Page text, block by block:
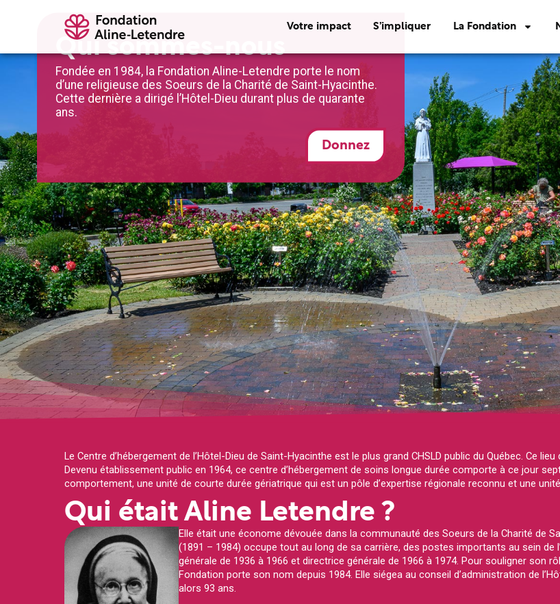
Votre impact S’impliquer La Fondation
Qui sommes-nous
Fondée en 1984, la Fondation Aline-Letendre porte le nom
d’une religieuse des Soeurs de la Charité de Saint-Hyacinthe.
Cette dernière a dirigé l’Hôtel-Dieu durant plus de quarante
ans.
Donnez
Le Centre d’hébergement de l’Hôtel-Dieu de Saint-Hyacinthe est le plus grand CHSLD public du Québec. Ce
Devenu établissement public en 1964, ce centre d’hébergement de soins longue durée comporte à ce jour
comportement, une unité de courte durée gériatrique qui est un pôle d’expertise régionale reconnu et une
Qui était Aline Letendre ?
Elle était une économe dévouée dans la communauté des Soeurs de la Charité de
(1891 – 1984) occupe tout au long de sa carrière, des postes importants au sein de
générale de 1936 à 1966 et directrice générale de 1966 à 1974. Pour souligner son
Fondation porte son nom depuis 1984. Elle siégea au conseil d’administration de
alors 93 ans.